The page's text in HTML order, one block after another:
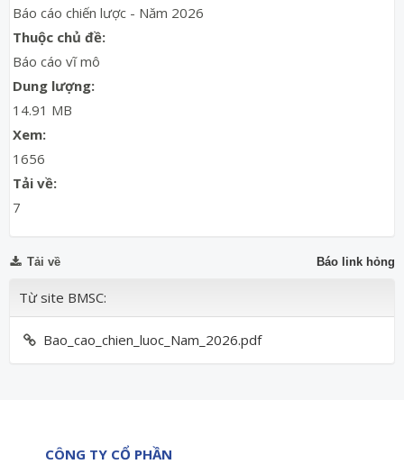
Báo cáo chiến lược - Năm 2026
Thuộc chủ đề:
Báo cáo vĩ mô
Dung lượng:
14.91 MB
Xem:
1656
Tải về:
7
Báo link hỏng
Tải về
Từ site BMSC:
Bao_cao_chien_luoc_Nam_2026.pdf
CÔNG TY CỔ PHẦN